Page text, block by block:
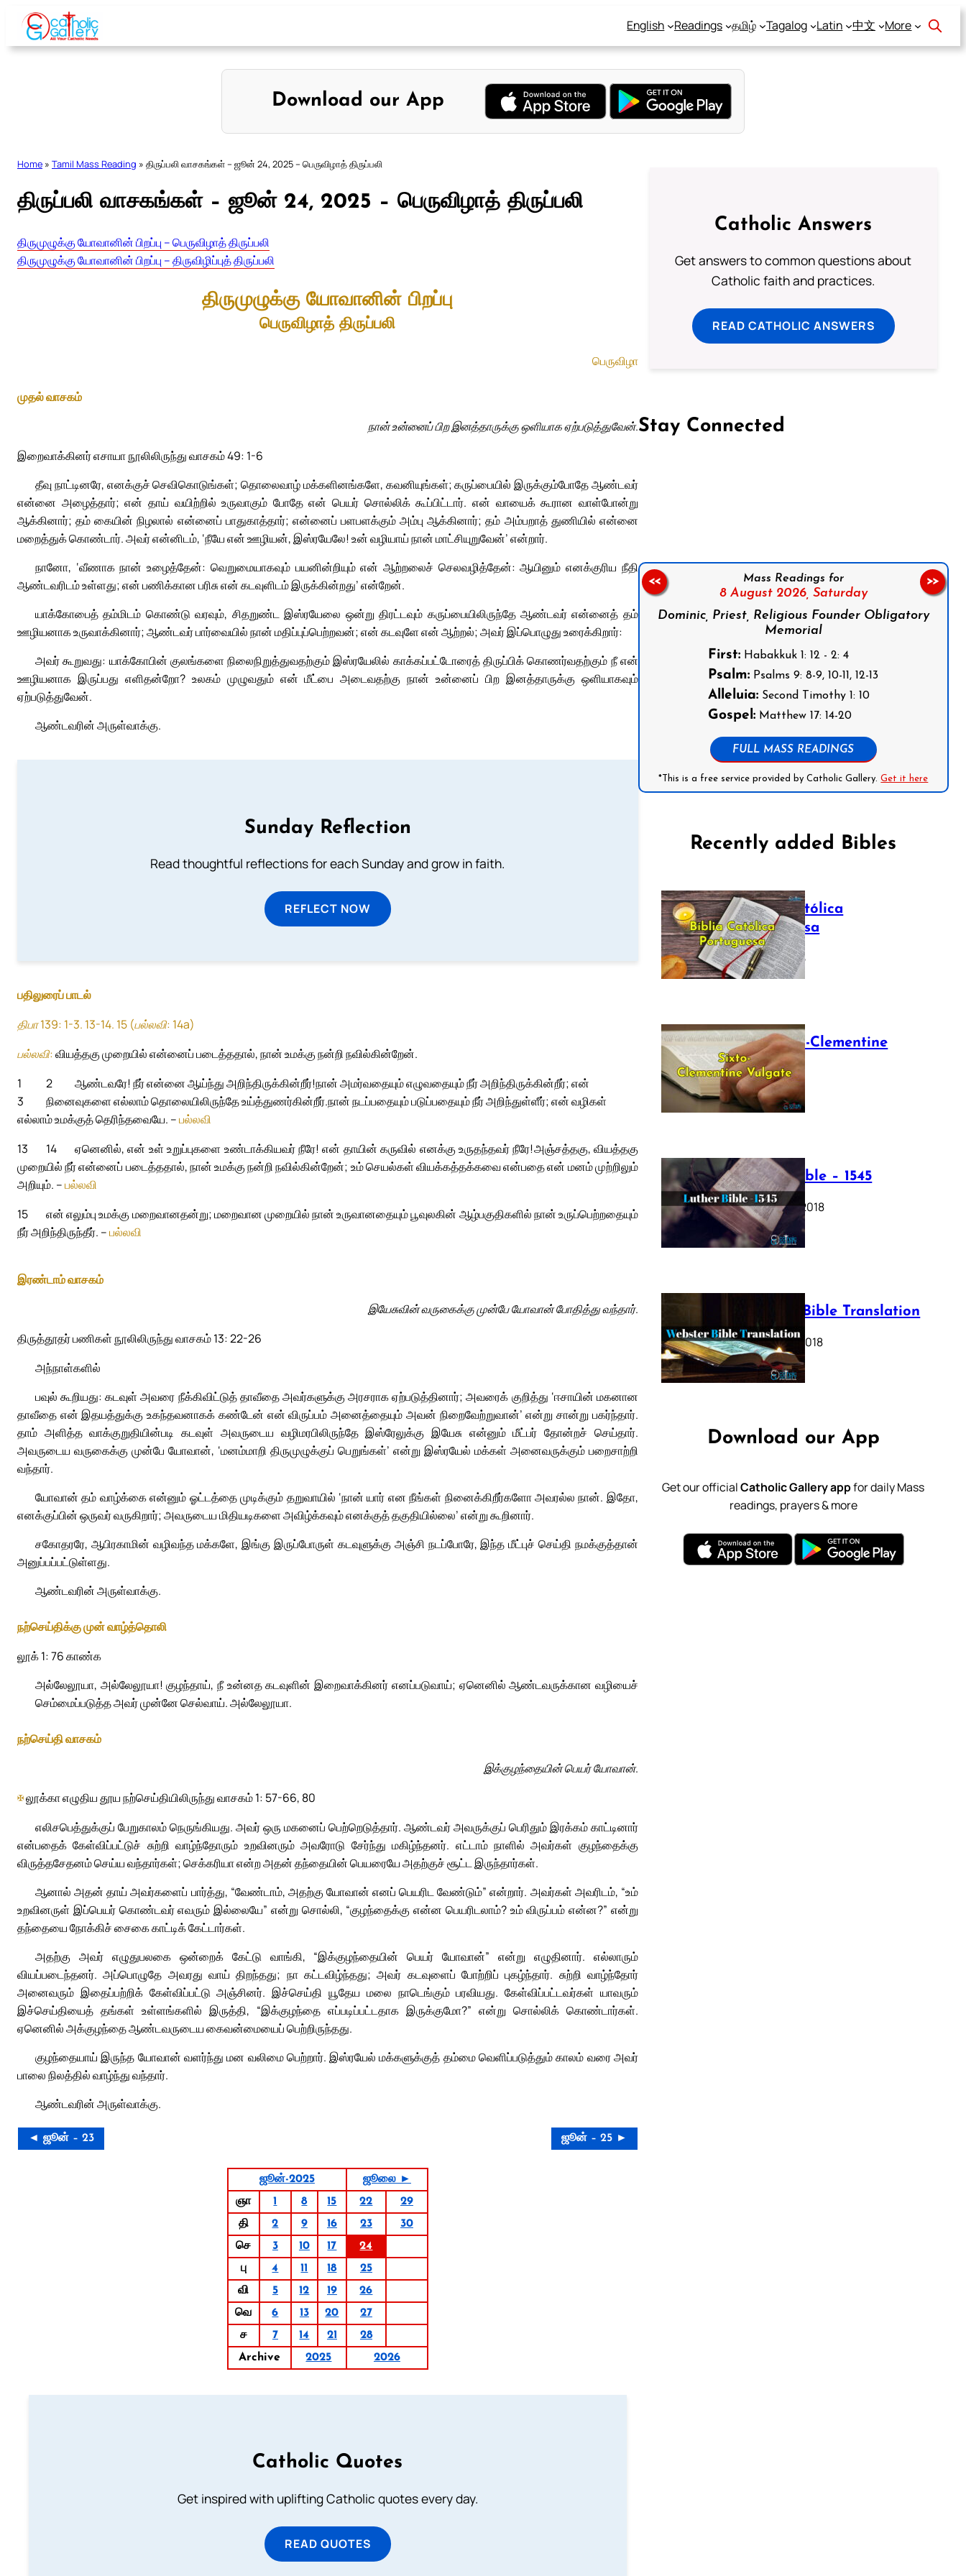
Skip
content
English Readings தமிழ் Tagalog Latin 中文 More
Download our App
Home » Tamil Mass Reading » திருப்பலி வாசகங்கள் – ஜூன் 24, 2025 – பெருவிழாத் திருப்பலி
திருப்பலி வாசகங்கள் – ஜூன் 24, 2025 – பெருவிழாத் திருப்பலி
திருமுழுக்கு யோவானின் பிறப்பு – பெருவிழாத் திருப்பலி
திருமுழுக்கு யோவானின் பிறப்பு – திருவிழிப்புத் திருப்பலி
திருமுழுக்கு யோவானின் பிறப்பு
பெருவிழாத் திருப்பலி
பெருவிழா
முதல் வாசகம்
நான் உன்னைப் பிற இனத்தாருக்கு ஒளியாக ஏற்படுத்துவேன்.
இறைவாக்கினர் எசாயா நூலிலிருந்து வாசகம் 49: 1-6
தீவு நாட்டினரே, எனக்குச் செவிகொடுங்கள்; தொலைவாழ் மக்களினங்களே, கவனியுங்கள்; கருப்பையில் இருக்கும்போதே ஆண்டவர்
என்னை அழைத்தார்; என் தாய் வயிற்றில் உருவாகும் போதே என் பெயர் சொல்லிக் கூப்பிட்டார். என் வாயைக் கூரான வாள்போன்று
ஆக்கினார்; தம் கையின் நிழலால் என்னைப் பாதுகாத்தார்; என்னைப் பளபளக்கும் அம்பு ஆக்கினார்; தம் அம்பறாத் துணியில் என்னை
மறைத்துக் கொண்டார். அவர் என்னிடம், ‘நீயே என் ஊழியன், இஸ்ரயேலே! உன் வழியாய் நான் மாட்சியுறுவேன்’ என்றார்.
நானோ, ‘வீணாக நான் உழைத்தேன்: வெறுமையாகவும் பயனின்றியும் என் ஆற்றலைச் செலவழித்தேன்: ஆயினும் எனக்குரிய நீதி
ஆண்டவரிடம் உள்ளது; என் பணிக்கான பரிசு என் கடவுளிடம் இருக்கின்றது’ என்றேன்.
யாக்கோபைத் தம்மிடம் கொண்டு வரவும், சிதறுண்ட இஸ்ரயேலை ஒன்று திரட்டவும் கருப்பையிலிருந்தே ஆண்டவர் என்னைத் தம்
ஊழியனாக உருவாக்கினார்; ஆண்டவர் பார்வையில் நான் மதிப்புப்பெற்றவன்; என் கடவுளே என் ஆற்றல்; அவர் இப்பொழுது உரைக்கிறார்:
அவர் கூறுவது: யாக்கோபின் குலங்களை நிலைநிறுத்துவதற்கும் இஸ்ரயேலில் காக்கப்பட்டோரைத் திருப்பிக் கொணர்வதற்கும் நீ என்
ஊழியனாக இருப்பது எளிதன்றோ? உலகம் முழுவதும் என் மீட்பை அடைவதற்கு நான் உன்னைப் பிற இனத்தாருக்கு ஒளியாகவும்
ஏற்படுத்துவேன்.
ஆண்டவரின் அருள்வாக்கு.
Sunday Reflection
Read thoughtful reflections for each Sunday and grow in faith.
REFLECT NOW
பதிலுரைப் பாடல்
திபா 139: 1-3. 13-14. 15 (பல்லவி: 14a)
பல்லவி:வியத்தகு முறையில் என்னைப் படைத்ததால், நான் உமக்கு நன்றி நவில்கின்றேன்.
1
ஆண்டவரே! நீர் என்னை ஆய்ந்து அறிந்திருக்கின்றீர்!
2
நான் அமர்வதையும் எழுவதையும் நீர் அறிந்திருக்கின்றீர்; என்
நினைவுகளை எல்லாம் தொலையிலிருந்தே உய்த்துணர்கின்றீர்.
3
நான் நடப்பதையும் படுப்பதையும் நீர் அறிந்துள்ளீர்; என் வழிகள்
எல்லாம் உமக்குத் தெரிந்தவையே. –பல்லவி
13
ஏனெனில், என் உள் உறுப்புகளை உண்டாக்கியவர் நீரே! என் தாயின் கருவில் எனக்கு உருதந்தவர் நீரே!
14
அஞ்சத்தகு, வியத்தகு
முறையில் நீர் என்னைப் படைத்ததால், நான் உமக்கு நன்றி நவில்கின்றேன்; உம் செயல்கள் வியக்கத்தக்கவை என்பதை என் மனம் முற்றிலும்
அறியும். –பல்லவி
15
என் எலும்பு உமக்கு மறைவானதன்று; மறைவான முறையில் நான் உருவானதையும் பூவுலகின் ஆழ்பகுதிகளில் நான் உருப்பெற்றதையும்
நீர் அறிந்திருந்தீர். –பல்லவி
இரண்டாம் வாசகம்
இயேசுவின் வருகைக்கு முன்பே யோவான் போதித்து வந்தார்.
திருத்தூதர் பணிகள் நூலிலிருந்து வாசகம் 13: 22-26
அந்நாள்களில்
பவுல் கூறியது: கடவுள் அவரை நீக்கிவிட்டுத் தாவீதை அவர்களுக்கு அரசராக ஏற்படுத்தினார்; அவரைக் குறித்து ‘ஈசாயின் மகனான
தாவீதை என் இதயத்துக்கு உகந்தவனாகக் கண்டேன் என் விருப்பம் அனைத்தையும் அவன் நிறைவேற்றுவான்’ என்று சான்று பகர்ந்தார்.
தாம் அளித்த வாக்குறுதியின்படி கடவுள் அவருடைய வழிமரபிலிருந்தே இஸ்ரேலுக்கு இயேசு என்னும் மீட்பர் தோன்றச் செய்தார்.
அவருடைய வருகைக்கு முன்பே யோவான், ‘மனம்மாறி திருமுழுக்குப் பெறுங்கள்’ என்று இஸ்ரயேல் மக்கள் அனைவருக்கும் பறைசாற்றி
வந்தார்.
யோவான் தம் வாழ்க்கை என்னும் ஓட்டத்தை முடிக்கும் தறுவாயில் ‘நான் யார் என நீங்கள் நினைக்கிறீர்களோ அவரல்ல நான். இதோ,
எனக்குப்பின் ஒருவர் வருகிறார்; அவருடைய மிதியடிகளை அவிழ்க்கவும் எனக்குத் தகுதியில்லை’ என்று கூறினார்.
சகோதரரே, ஆபிரகாமின் வழிவந்த மக்களே, இங்கு இருப்போருள் கடவுளுக்கு அஞ்சி நடப்போரே, இந்த மீட்புச் செய்தி நமக்குத்தான்
அனுப்பப்பட்டுள்ளது.
ஆண்டவரின் அருள்வாக்கு.
நற்செய்திக்கு முன் வாழ்த்தொலி
லூக் 1: 76 காண்க
அல்லேலூயா, அல்லேலூயா! குழந்தாய், நீ உன்னத கடவுளின் இறைவாக்கினர் எனப்படுவாய்; ஏனெனில் ஆண்டவருக்கான வழியைச்
செம்மைப்படுத்த அவர் முன்னே செல்வாய். அல்லேலூயா.
நற்செய்தி வாசகம்
இக்குழந்தையின் பெயர் யோவான்.
✠லூக்கா எழுதிய தூய நற்செய்தியிலிருந்து வாசகம் 1: 57-66, 80
எலிசபெத்துக்குப் பேறுகாலம் நெருங்கியது. அவர் ஒரு மகனைப் பெற்றெடுத்தார். ஆண்டவர் அவருக்குப் பெரிதும் இரக்கம் காட்டினார்
என்பதைக் கேள்விப்பட்டுச் சுற்றி வாழ்ந்தோரும் உறவினரும் அவரோடு சேர்ந்து மகிழ்ந்தனர். எட்டாம் நாளில் அவர்கள் குழந்தைக்கு
விருத்தசேதனம் செய்ய வந்தார்கள்; செக்கரியா என்ற அதன் தந்தையின் பெயரையே அதற்குச் சூட்ட இருந்தார்கள்.
ஆனால் அதன் தாய் அவர்களைப் பார்த்து, “வேண்டாம், அதற்கு யோவான் எனப் பெயரிட வேண்டும்” என்றார். அவர்கள் அவரிடம், “உம்
உறவினருள் இப்பெயர் கொண்டவர் எவரும் இல்லையே” என்று சொல்லி, “குழந்தைக்கு என்ன பெயரிடலாம்? உம் விருப்பம் என்ன?” என்று
தந்தையை நோக்கிச் சைகை காட்டிக் கேட்டார்கள்.
அதற்கு அவர் எழுதுபலகை ஒன்றைக் கேட்டு வாங்கி, “இக்குழந்தையின் பெயர் யோவான்” என்று எழுதினார். எல்லாரும்
வியப்படைந்தனர். அப்பொழுதே அவரது வாய் திறந்தது; நா கட்டவிழ்ந்தது; அவர் கடவுளைப் போற்றிப் புகழ்ந்தார். சுற்றி வாழ்ந்தோர்
அனைவரும் இதைப்பற்றிக் கேள்விப்பட்டு அஞ்சினர். இச்செய்தி யூதேய மலை நாடெங்கும் பரவியது. கேள்விப்பட்டவர்கள் யாவரும்
இச்செய்தியைத் தங்கள் உள்ளங்களில் இருத்தி, “இக்குழந்தை எப்படிப்பட்டதாக இருக்குமோ?” என்று சொல்லிக் கொண்டார்கள்.
ஏனெனில் அக்குழந்தை ஆண்டவருடைய கைவன்மையைப் பெற்றிருந்தது.
குழந்தையாய் இருந்த யோவான் வளர்ந்து மன வலிமை பெற்றார். இஸ்ரயேல் மக்களுக்குத் தம்மை வெளிப்படுத்தும் காலம் வரை அவர்
பாலை நிலத்தில் வாழ்ந்து வந்தார்.
ஆண்டவரின் அருள்வாக்கு.
◄ ஜூன் – 23 ஜூன் – 25 ►
ஜூன்-2025
ஜூலை ►
ஞா
1 8 15 22
29
தி
2 9 16 23
30
செ
3 10 17
24
பு
4 11 18
25
வி
5 12 19
26
வெ
6 13 20
27
ச
7 14 21
28
Archive
2025 2026
Catholic Quotes
Get inspired with uplifting Catholic quotes every day.
READ QUOTES
Catholic Answers
Get answers to common questions about
Catholic faith and practices.
READ CATHOLIC ANSWERS
Stay Connected
Follow us on Facebook
Mass Readings for
8 August 2026, Saturday
Dominic, Priest, Religious Founder Obligatory
Memorial
First: Habakkuk 1: 12 - 2: 4
Psalm: Psalms 9: 8-9, 10-11, 12-13
Alleluia: Second Timothy 1: 10
Gospel: Matthew 17: 14-20
FULL MASS READINGS
*This is a free service provided by Catholic Gallery.Get it here
<< >>
Recently added Bibles
Bíblia Católica
Portuguesa
July 16, 2025
The Sixto-Clementine
Vulgate
July 12, 2025
Luther Bible – 1545
October 17, 2018
Webster Bible Translation
October 11, 2018
Download our App
Get our officialCatholic Gallery appfor daily Mass
readings, prayers & more